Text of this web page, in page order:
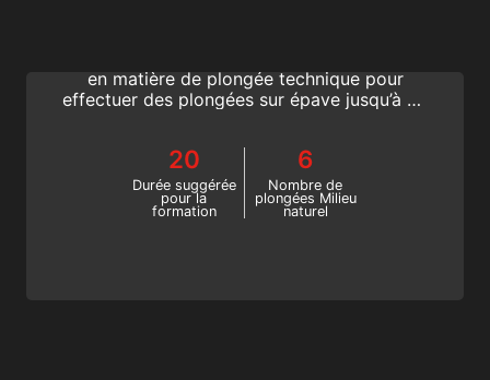
en matière de plongée technique pour
effectuer des plongées sur épave jusqu’à 80
Devenez un Plongeur Technical Wreck SSI
dès aujourd’hui !
20
Durée suggérée
pour la
formation
6
Nombre de
plongées Milieu
naturel